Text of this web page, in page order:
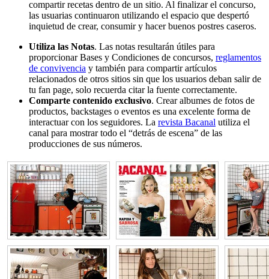
compartir recetas dentro de un sitio. Al finalizar el concurso,
las usuarias continuaron utilizando el espacio que despertó
inquietud de crear, consumir y hacer buenos postres caseros.
Utiliza las Notas. Las notas resultarán útiles para
proporcionar Bases y Condiciones de concursos, reglamentos
de convivencia y también para compartir artículos
relacionados de otros sitios sin que los usuarios deban salir de
tu fan page, solo recuerda citar la fuente correctamente.
Comparte contenido exclusivo. Crear albumes de fotos de
productos, backstages o eventos es una excelente forma de
interactuar con los seguidores. La revista Bacanal utiliza el
canal para mostrar todo el “detrás de escena” de las
producciones de sus números.